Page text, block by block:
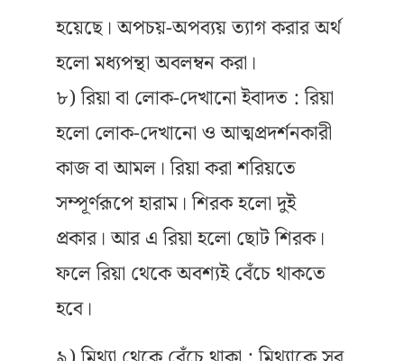
হয়েছে। অপচয়-অপব্যয় ত্যাগ করার অর্থ
হলো মধ্যপন্থা অবলম্বন করা।
৮) রিয়া বা লোক-দেখানো ইবাদত : রিয়া
হলো লোক-দেখানো ও আত্মপ্রদর্শনকারী
কাজ বা আমল। রিয়া করা শরিয়তে
সম্পূর্ণরূপে হারাম। শিরক হলো দুই
প্রকার। আর এ রিয়া হলো ছোট শিরক।
ফলে রিয়া থেকে অবশ্যই বেঁচে থাকতে
হবে।